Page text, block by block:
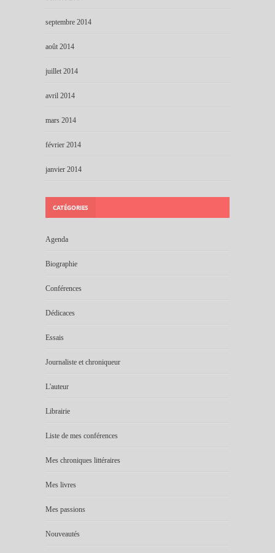
septembre 2014
août 2014
juillet 2014
avril 2014
mars 2014
février 2014
janvier 2014
CATÉGORIES
Agenda
Biographie
Conférences
Dédicaces
Essais
Journaliste et chroniqueur
L'auteur
Librairie
Liste de mes conférences
Mes chroniques littéraires
Mes livres
Mes passions
Nouveautés